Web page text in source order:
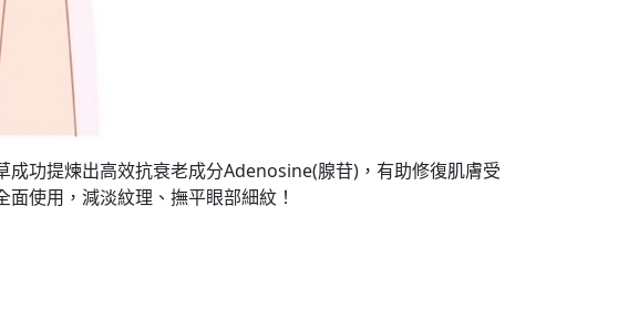
功提煉出高效抗衰老成分Adenosine(腺苷)，有助修復肌膚受
使用，減淡紋理、撫平眼部細紋！